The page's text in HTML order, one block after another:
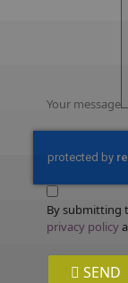
Your message
By submitting
privacy policy
SEND